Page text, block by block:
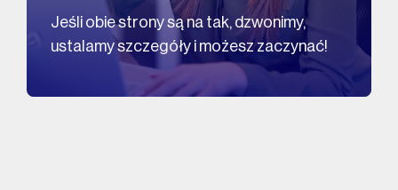
Jeśli obie strony są na tak, dzwonimy,
ustalamy szczegóły i możesz zaczynać!